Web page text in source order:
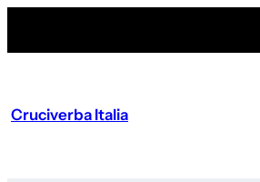
Cruciverba Italia